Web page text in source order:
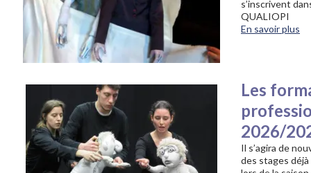
s’inscrivent
QUALIOPI
En savoir plus
Les
2026/
Il s’agira de
des stages